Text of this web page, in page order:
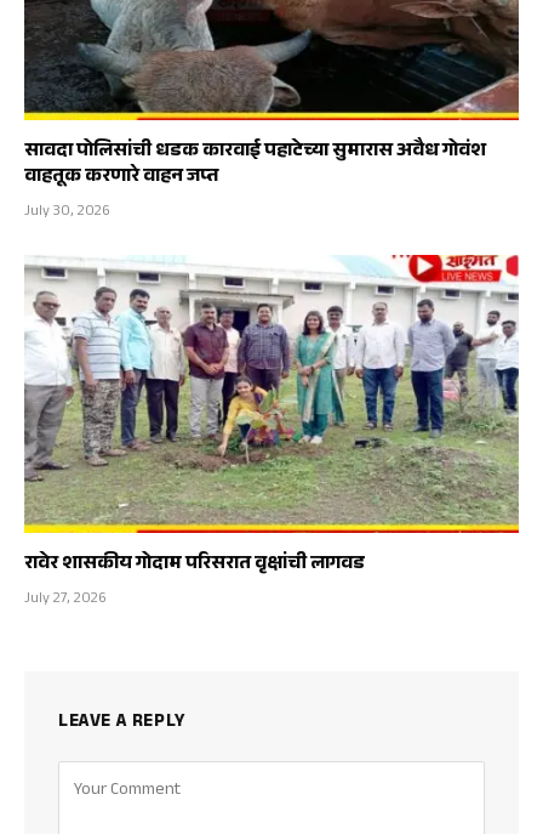
सावदा पोलिसांची धडक कारवाई पहाटेच्या सुमारास अवैध गोवंश
वाहतूक करणारे वाहन जप्त
July 30, 2026
रावेर शासकीय गोदाम परिसरात वृक्षांची लागवड
July 27, 2026
LEAVE A REPLY